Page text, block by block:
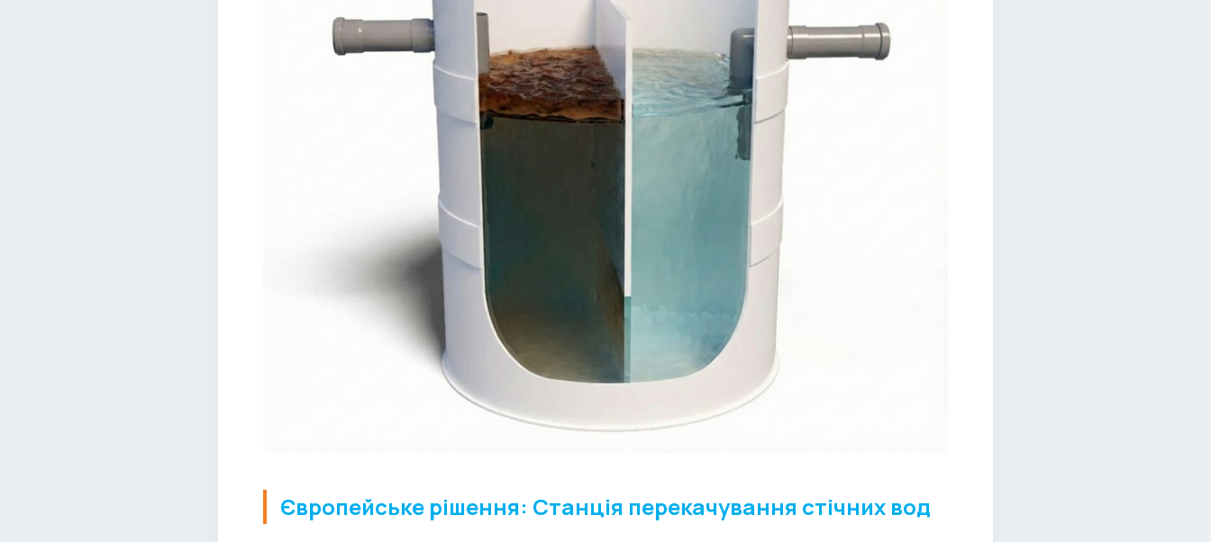
Європейське рішення: Станція перекачування стічних вод